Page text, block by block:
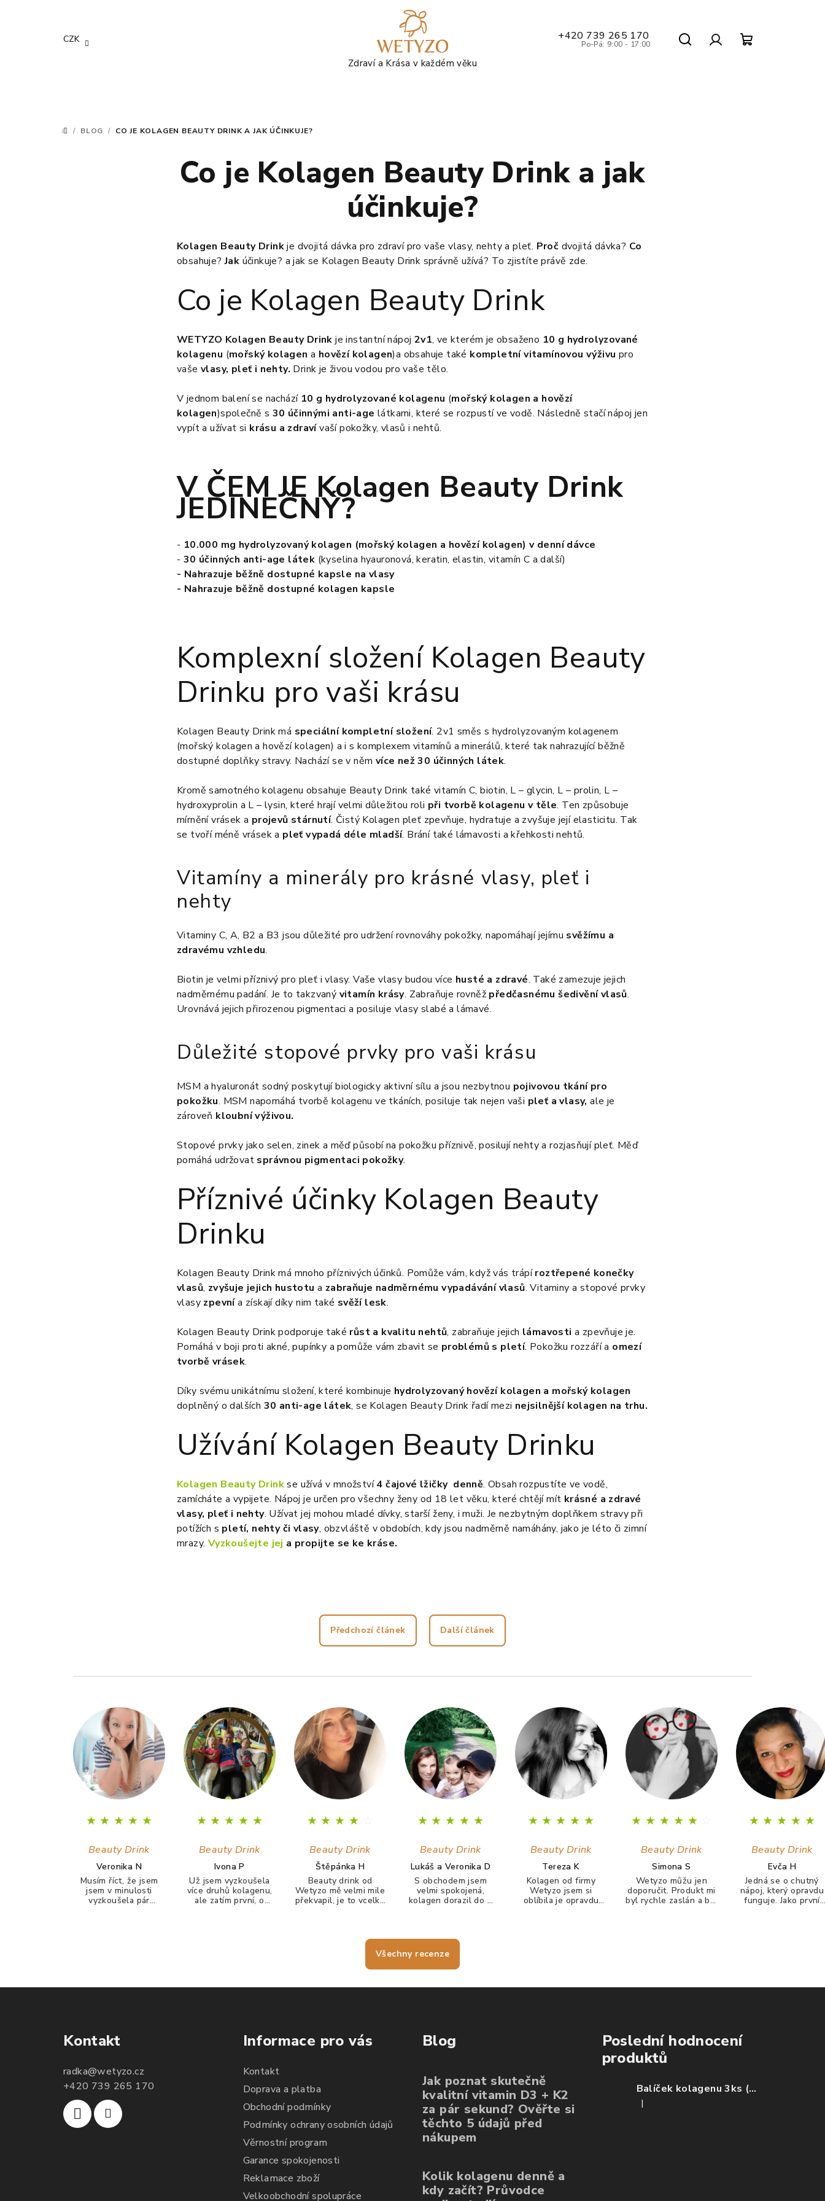
CZK +420 739 265 170
Po-Pá: 9:00 - 17:00
DOMŮ
/ BLOG / CO JE KOLAGEN BEAUTY DRINK A JAK ÚČINKUJE?
Co je Kolagen Beauty Drink a jak
účinkuje?
Kolagen Beauty Drinkje dvojitá dávka pro zdraví pro vaše vlasy, nehty a pleť. Proč dvojitá dávka? Co
obsahuje?Jak účinkuje? a jak se Kolagen Beauty Drink správně užívá? To zjistíte právě zde.
Co je Kolagen Beauty Drink
WETYZO Kolagen Beauty Drink je instantní nápoj 2v1, ve kterém je obsaženo 10 g hydrolyzované
kolagenu (mořský kolagena hovězí kolagen)a obsahuje také kompletní vitamínovou výživu pro
vaše vlasy, pleť i nehty. Drink je živou vodou pro vaše tělo.
V jednom balení se nachází 10 g hydrolyzované kolagenu (mořský kolagen a hovězí
kolagen)společně s 30 účinnými anti-agelátkami, které se rozpustí ve vodě. Následně stačí nápoj jen
vypít a užívat si krásu a zdravívaší pokožky, vlasů i nehtů.
V ČEM JE Kolagen Beauty Drink
JEDINEČNÝ?
- 10.000 mg hydrolyzovaný kolagen (mořský kolagen a hovězí kolagen) v denní dávce
- 30 účinných anti-age látek (kyselina hyauronová, keratin, elastin, vitamín C a další)
- Nahrazuje běžně dostupné kapsle na vlasy
- Nahrazuje běžně dostupné kolagen kapsle
Komplexní složení Kolagen Beauty
Drinku pro vaši krásu
Kolagen Beauty Drink má speciální kompletní složení. 2v1 směs s hydrolyzovaným kolagenem
(mořský kolagen a hovězí kolagen) a i s komplexem vitamínů a minerálů, které tak nahrazující běžně
dostupné doplňky stravy. Nachází se v něm více než 30 účinných látek.
Kromě samotného kolagenu obsahuje Beauty Drink také vitamín C, biotin, L – glycin, L – prolin, L –
hydroxyprolin a L – lysin, které hrají velmi důležitou roli při tvorbě kolagenu v těle. Ten způsobuje
mírnění vrásek a projevů stárnutí. Čistý Kolagen pleť zpevňuje, hydratuje a zvyšuje její elasticitu. Tak
se tvoří méně vrásek a pleť vypadá déle mladší. Brání také lámavosti a křehkosti nehtů.
Vitamíny a minerály pro krásné vlasy, pleť i
nehty
Vitaminy C, A, B2 a B3 jsou důležité pro udržení rovnováhy pokožky, napomáhají jejímu svěžímu a
zdravému vzhledu.
Biotin je velmi příznivý pro pleť i vlasy. Vaše vlasy budou více husté a zdravé. Také zamezuje jejich
nadměrnému padání. Je to takzvaný vitamín krásy. Zabraňuje rovněž předčasnému šedivění vlasů.
Urovnává jejich přirozenou pigmentaci a posiluje vlasy slabé a lámavé.
Důležité stopové prvky pro vaši krásu
MSM a hyaluronát sodný poskytují biologicky aktivní sílu a jsou nezbytnou pojivovou tkání pro
pokožku. MSM napomáhá tvorbě kolagenu ve tkáních, posiluje tak nejen vaši pleť a vlasy, ale je
zároveň kloubní výživou.
Stopové prvky jako selen, zinek a měď působí na pokožku příznivě, posilují nehty a rozjasňují pleť. Měď
pomáhá udržovat správnou pigmentaci pokožky.
Příznivé účinky Kolagen Beauty
Drinku
Kolagen Beauty Drink má mnoho příznivých účinků. Pomůže vám, když vás trápíroztřepené konečky
vlasů, zvyšuje jejich hustotu a zabraňuje nadměrnému vypadávání vlasů. Vitaminy a stopové prvky
vlasy zpevnía získají díky nim také svěží lesk.
Kolagen Beauty Drink podporuje také růst a kvalitu nehtů, zabraňuje jejich lámavostia zpevňuje je.
Pomáhá v boji proti akné, pupínky a pomůže vám zbavit se problémů s pletí. Pokožku rozzáří a omezí
tvorbě vrásek.
Díky svému unikátnímu složení, které kombinuje hydrolyzovaný hovězí kolagen a mořský kolagen
doplněný o dalších 30 anti-age látek, se Kolagen Beauty Drink řadí mezi nejsilnější kolagen na trhu.
Užívání Kolagen Beauty Drinku
Kolagen Beauty Drinkse užívá v množství4 čajové lžičky denně. Obsah rozpustíte ve vodě,
zamícháte a vypijete. Nápoj je určen pro všechny ženy od 18 let věku, které chtějí mít krásné a zdravé
vlasy, pleť i nehty. Užívat jej mohou mladé dívky, starší ženy, i muži. Je nezbytným doplňkem stravy při
potížích s pletí, nehty či vlasy, obzvláště v obdobích, kdy jsou nadměrně namáhány, jako je léto či zimní
mrazy. Vyzkoušejte jej a propijte se ke kráse.
Předchozí článek Další článek
★ ★ ★ ★ ★
Beauty Drink
Veronika N
Musím říct, že jsem
jsem v minulosti
vyzkoušela pár
udělala jsem dobře.
doporučuji :)
★ ★ ★ ★ ★
Beauty Drink
Ivona P
Už jsem vyzkoušela
více druhů kolagenu,
ale zatím první, o
puberťák. Drink má
★ ★ ★ ★
Beauty Drink
Štěpánka H
Beauty drink od
Wetyzo mě velmi mile
překvapil, je to vcelku
zmizela téměř
★ ★ ★ ★ ★
Beauty Drink
Lukáš a Veronika D
S obchodem jsem
velmi spokojená,
kolagen dorazil do 3
spokojená nehty mám
krásně pevné a tak
často se mi nelámou,
vlasy jdou krásně
nezacuchávají se.
★ ★ ★ ★ ★
Beauty Drink
Tereza K
Kolagen od firmy
Wetyzo jsem si
oblíbila je opravdu
★ ★ ★ ★ ★
Beauty Drink
Simona S
Wetyzo můžu jen
doporučit. Produkt mi
byl rychle zaslán a byl
★ ★ ★ ★ ★
Beauty Drink
Evča H
Jedná se o chutný
nápoj, který opravdu
funguje. Jako první
zdravější. Colagen od
Všechny recenze
Kontakt
radka@wetyzo.cz
+420 739 265 170
Informace pro vás
Kontakt
Doprava a platba
Obchodní podmínky
Podmínky ochrany osobních údajů
Věrnostní program
Garance spokojenosti
Reklamace zboží
Velkoobchodní spolupráce
Blog
Jak poznat skutečně
kvalitní vitamin D3 + K2
za pár sekund? Ověřte si
těchto 5 údajů před
nákupem
Kolik kolagenu denně a
kdy začít? Průvodce
Poslední hodnocení
produktů
Balíček kolagenu 3ks (ovoce, mango, citron)
Hodnocení produktu je 5 z 5 hvězdiček.
|